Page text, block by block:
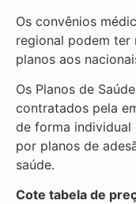
Os convênios
regional podem ter
planos aos
Os Planos de
contratados pela
de forma individual
por planos de
saúde.
Cote tabela de